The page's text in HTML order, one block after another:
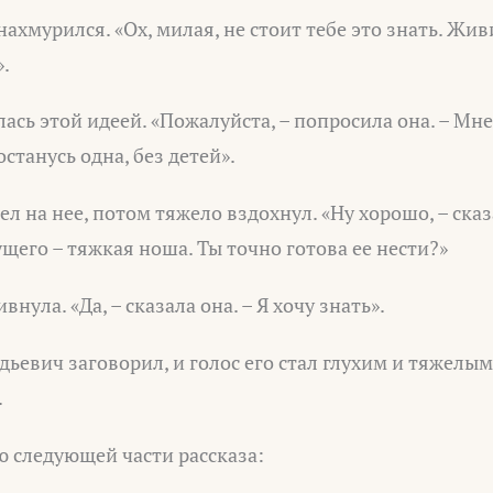
«Ох, милая, не стоит тебе это знать.
этой идеей. «Пожалуйста, – попросила она. –
одна, без детей».
на нее, потом тяжело вздохнул. «Ну хорошо, –
– тяжкая ноша. Ты точно готова ее нести?»
«Да, – сказала она. – Я хочу знать».
заговорил, и голос его стал глухим и
части рассказа: